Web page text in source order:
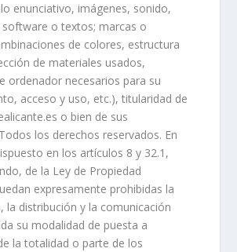
enunciativo, imágenes, sonido,
software o textos; marcas o
de colores, estructura
de materiales usados,
ordenador necesarios para su
acceso y uso, etc.), titularidad de
o bien de sus
los derechos reservados. En
en los artículos 8 y 32.1,
de la Ley de Propiedad
expresamente prohibidas la
la distribución y la comunicación
su modalidad de puesta a
la totalidad o parte de los